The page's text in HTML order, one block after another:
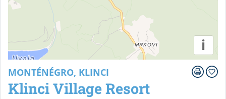
MONTÉNÉGRO, KLINCI
Klinci Village Resort
i